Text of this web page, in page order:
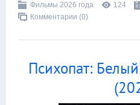
Фильмы 2026 года 124
Комментарии (0)
Психопат: